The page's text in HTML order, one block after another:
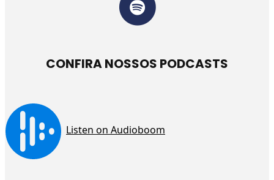
CONFIRA NOSSOS PODCASTS